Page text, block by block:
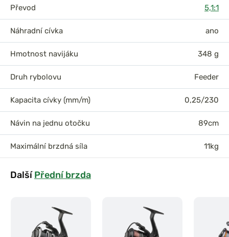
Převod 5,1:1
Náhradní cívka ano
Hmotnost navijáku 348 g
Druh rybolovu Feeder
Kapacita cívky (mm/m) 0,25/230
Návin na jednu otočku 89cm
Maximální brzdná síla 11kg
DalšíPřední brzda